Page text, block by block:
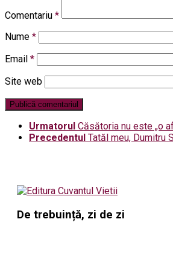
Comentariu *
Nume *
Email *
Site web
Urmatorul Căsătoria nu este „o
Precedentul Tatăl meu, Dumitru
De trebuință, zi de zi